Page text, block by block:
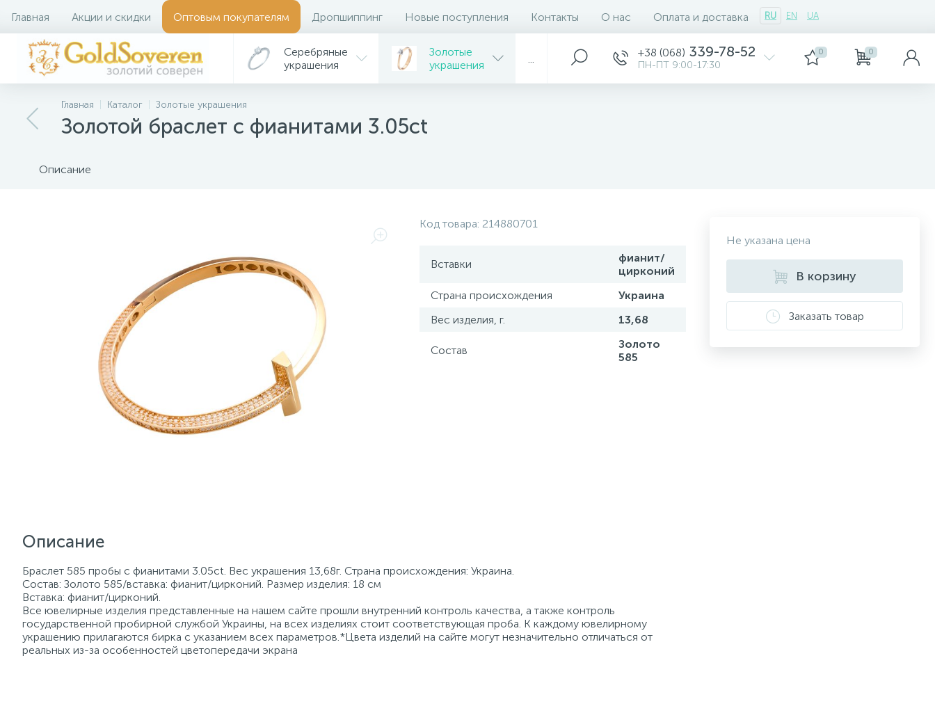
Главная Акции и скидки Оптовым покупателям Дропшиппинг Новые поступления Контакты О нас Оплата и доставка RU EN UA
Серебряные
украшения
Золотые
украшения
+38 (068) 339-78-52
ПН-ПТ 9:00-17:30
0 0
Главная Каталог Золотые украшения
Золотой браслет с фианитами 3.05ct
Описание
Код товара: 214880701
Вставки
фианит/
цирконий
Страна происхождения
Украина
Вес изделия, г.
13,68
Состав
Золото
585
Описание
Браслет 585 пробы с фианитами 3.05ct. Вес украшения 13,68г. Страна происхождения: Украина.
Состав: Золото 585/вставка: фианит/цирконий. Размер изделия: 18 см
Вставка: фианит/цирконий.
Все ювелирные изделия представленные на нашем сайте прошли внутренний контроль качества, а также контроль
государственной пробирной службой Украины, на всех изделиях стоит соответствующая проба. К каждому ювелирному
украшению прилагаются бирка с указанием всех параметров.*Цвета изделий на сайте могут незначительно отличаться от
реальных из-за особенностей цветопередачи экрана
Не указана цена
В корзину
Заказать товар